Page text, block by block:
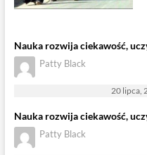
Nauka rozwija ciekawość,
Patty Black
20 lipca,
Nauka rozwija ciekawość,
Patty Black